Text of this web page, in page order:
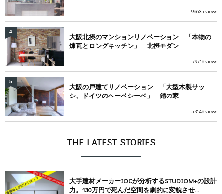
98635 views
大阪北摂のマンションリノベーション 「本物の
煉瓦とロングキッチン」 北摂モダン
79718 views
4
大阪の戸建てリノベーション 「大型木製サッ
シ、ドイツのヘーベシーベ」 錆の家
53148 views
5
THE LATEST STORIES
大手建材メーカーIOCが分析するSTUDIOM+の設計
力。130万円で死んだ空間を劇的に変貌させ...